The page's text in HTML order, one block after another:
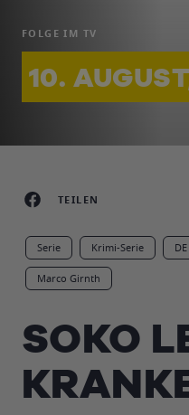
FOLGE IM TV
10.
TEILEN
Serie Krimi-Serie DE
Marco Girnth
SOKO